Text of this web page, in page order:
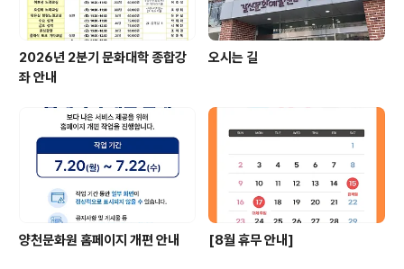
2026년 2분기 문화대학 종합강
좌 안내
오시는 길
양천문화원 홈페이지 개편 안내 [8월 휴무 안내]